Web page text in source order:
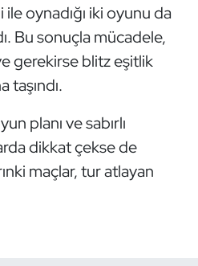
oynadığı iki oyunu da
Bu sonuçla mücadele,
gerekirse blitz eşitlik
taşındı.
planı ve sabırlı
dikkat çekse de
maçlar, tur atlayan